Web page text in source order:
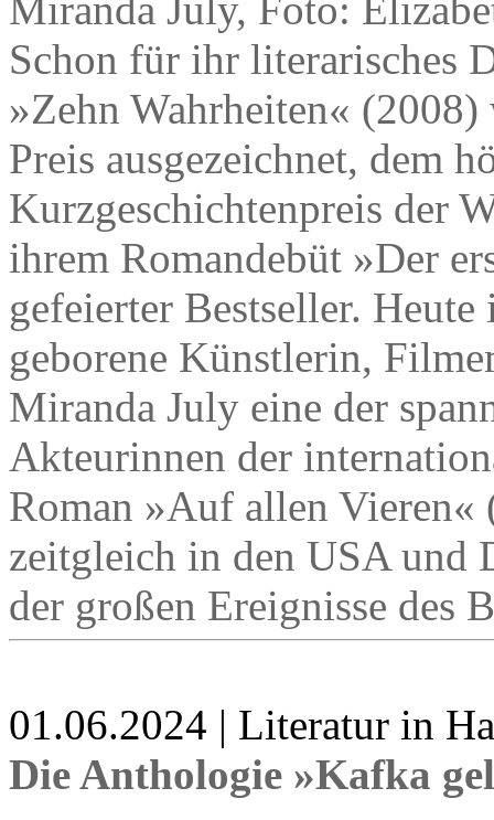
Miranda July, Foto:
Schon für ihr literarisches
»Zehn Wahrheiten«
Preis ausgezeichnet, dem
Kurzgeschichtenpreis der
ihrem Romandebüt »Der
gefeierter Bestseller.
geborene Künstlerin,
Miranda July eine der
Akteurinnen der
Roman »Auf allen
zeitgleich in den USA und
der großen Ereignisse des
01.06.2024 | Literatur in
Die Anthologie »Kafka